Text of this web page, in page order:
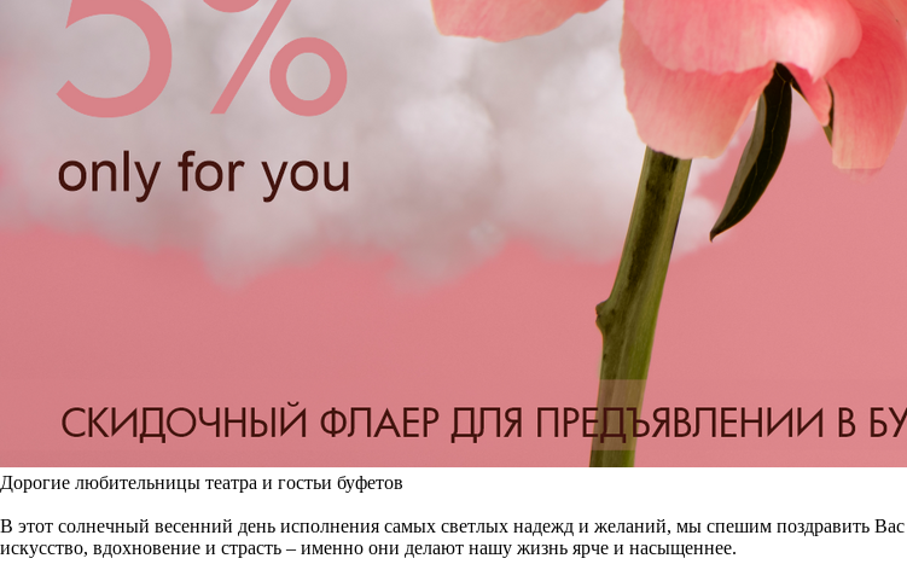
Дорогие любительницы театра и гостьи буфетов
В этот солнечный весенний день исполнения самых светлых надежд и желаний, мы спешим поздравить
искусство, вдохновение и страсть – именно они делают нашу жизнь ярче и насыщеннее.